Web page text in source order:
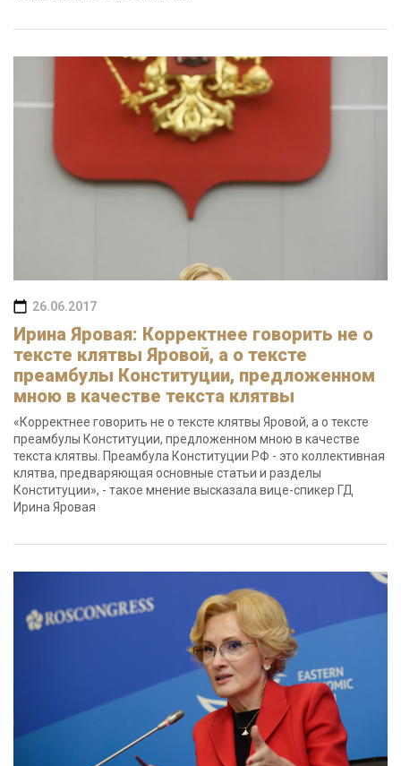
26.06.2017
Ирина Яровая: Корректнее говорить не о
тексте клятвы Яровой, а о тексте
преамбулы Конституции, предложенном
мною в качестве текста клятвы
«Корректнее говорить не о тексте клятвы Яровой, а о тексте
преамбулы Конституции, предложенном мною в качестве
текста клятвы. Преамбула Конституции РФ - это коллективная
клятва, предваряющая основные статьи и разделы
Конституции», - такое мнение высказала вице-спикер ГД
Ирина Яровая